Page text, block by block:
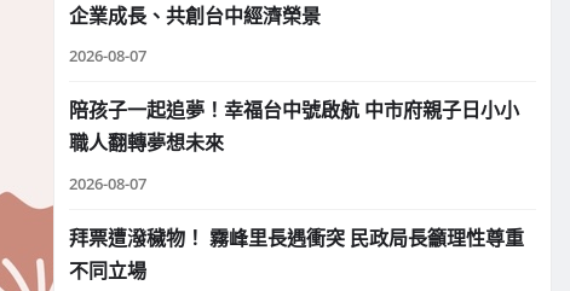
企業成長、共創台中經濟榮景
2026-08-07
陪孩子一起追夢！幸福台中號啟航 中市府親子日小小
職人翻轉夢想未來
2026-08-07
拜票遭潑穢物！ 霧峰里長遇衝突 民政局長籲理性尊重
不同立場